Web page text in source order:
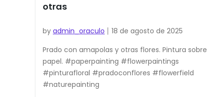
otras
by admin_oraculo
18 de agosto de 2025
Prado con amapolas y otras flores. Pintura sobre
papel. #paperpainting #flowerpaintings
#pinturafloral #pradoconflores #flowerfield
#naturepainting